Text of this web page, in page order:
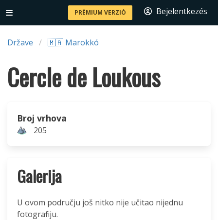
PRÉMIUM VERZIÓ Bejelentkezés
Države 🇲🇦 Marokkó
Cercle de Loukous
Broj vrhova
205
Galerija
U ovom području još nitko nije učitao nijednu
fotografiju.